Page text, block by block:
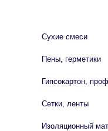
Сухие смеси
Пены, герметики
Гипсокартон,
Сетки, ленты
Изоляционный